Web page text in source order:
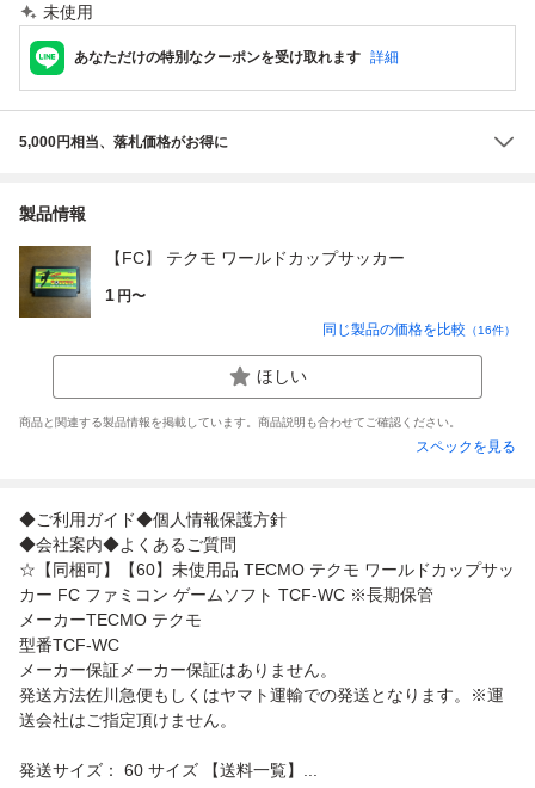
未使用
あなただけの特別なクーポンを受け取れます 詳細
5,000円相当、落札価格がお得に
製品情報
【FC】 テクモ ワールドカップサッカー
1 円〜
同じ製品の価格を比較 （16件）
ほしい
商品と関連する製品情報を掲載しています。商品説明も合わせてご確認ください。
スペックを見る
◆ご利用ガイド◆個人情報保護方針
◆会社案内◆よくあるご質問
☆【同梱可】【60】未使用品 TECMO テクモ ワールドカップサッ
カー FC ファミコン ゲームソフト TCF-WC ※長期保管
メーカーTECMO テクモ
型番TCF-WC
メーカー保証メーカー保証はありません。
発送方法佐川急便もしくはヤマト運輸での発送となります。※運
送会社はご指定頂けません。
発送サイズ： 60 サイズ 【送料一覧】...